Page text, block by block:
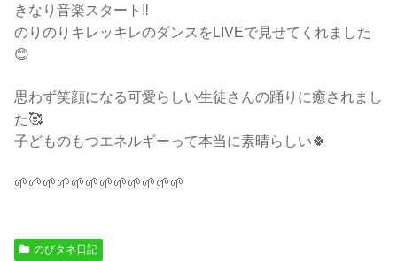
きなり音楽スタート‼️
のりのりキレッキレのダンスをLIVEで見せてくれました
😊
思わず笑顔になる可愛らしい生徒さんの踊りに癒されまし
た🥰
子どものもつエネルギーって本当に素晴らしい🍀
🌱🌱🌱🌱🌱🌱🌱🌱🌱🌱🌱🌱
のびタネ日記